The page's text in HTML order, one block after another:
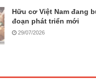
Hữu cơ Việt Nam đang
đoạn phát triển mới
29/07/2026